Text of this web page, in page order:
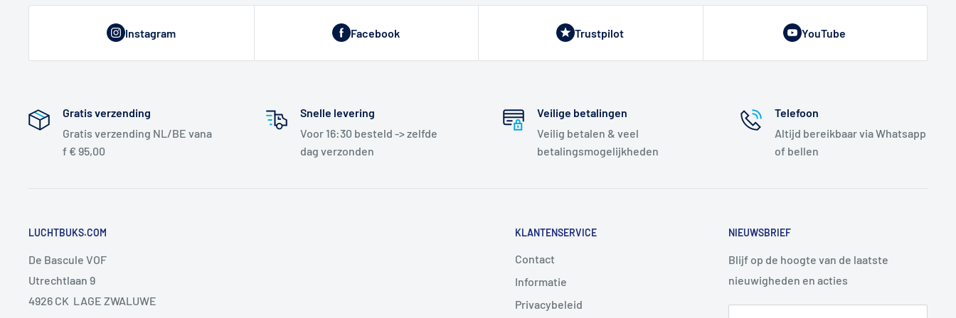
Instagram Facebook Trustpilot YouTube
Gratis verzending
Gratis verzending NL/BE vana
f € 95,00
Snelle levering
Voor 16:30 besteld -> zelfde
dag verzonden
Veilige betalingen
Veilig betalen & veel
betalingsmogelijkheden
Telefoon
Altijd bereikbaar via Whatsapp
of bellen
LUCHTBUKS.COM
De Bascule VOF
Utrechtlaan 9
4926 CK LAGE ZWALUWE
KLANTENSERVICE
Contact
Informatie
Privacybeleid
NIEUWSBRIEF
Blijf op de hoogte van de laatste
nieuwigheden en acties